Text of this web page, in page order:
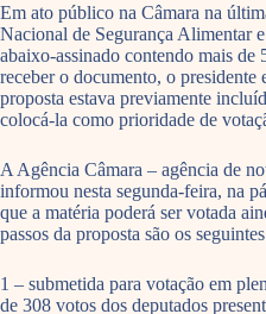
Em ato público na Câmara na
Nacional de Segurança Alimentar
abaixo-assinado contendo mais
receber o documento, o presidente
proposta estava previamente
colocá-la como prioridade de
A Agência Câmara – agência de
informou nesta segunda-feira, na
que a matéria poderá ser votada
passos da proposta são os
1 – submetida para votação em
de 308 votos dos deputados